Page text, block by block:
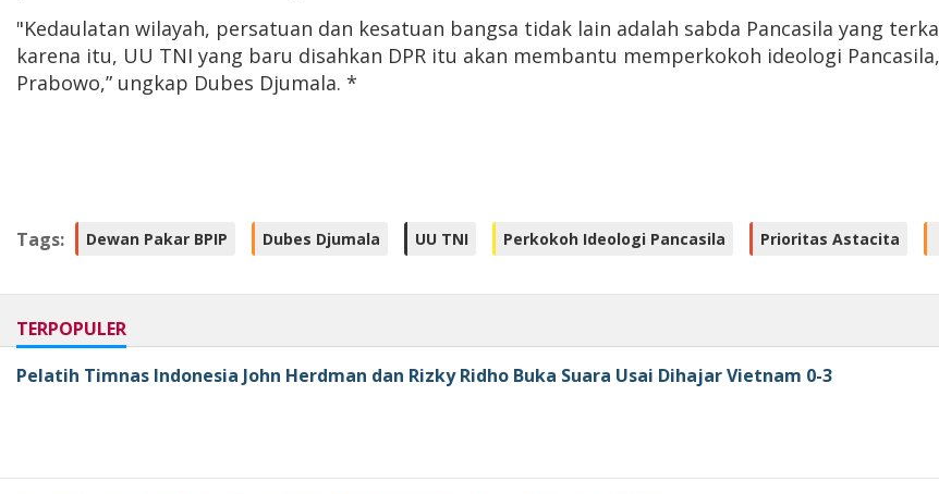
"Kedaulatan wilayah, persatuan dan kesatuan bangsa tidak lain adalah sabda Pancasila yang
karena itu, UU TNI yang baru disahkan DPR itu akan membantu memperkokoh ideologi
Prabowo,” ungkap Dubes Djumala. *
Tags: Dewan Pakar BPIP Dubes Djumala UU TNI Perkokoh Ideologi Pancasila Prioritas Astacita
TERPOPULER
Pelatih Timnas Indonesia John Herdman dan Rizky Ridho Buka Suara Usai Dihajar Vietnam 0-3